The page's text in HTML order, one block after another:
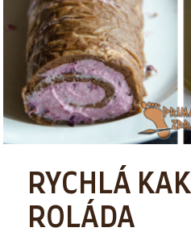
RYCHLÁ
ROLÁDA